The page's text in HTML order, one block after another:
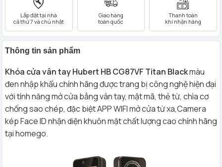
Lắp đặt tại nhà
cả thứ 7 và chủ nhật
Giao hàng
toàn quốc
Thanh toán
khi nhận hàng
Thông tin sản phẩm
Khóa cửa vân tay Hubert HB CG87VF Titan Blackmàu
đen nhập khẩu chính hãng được trang bị công nghệ hiện đại
với tính năng mở cửa bằng vân tay, mật mã, thẻ từ, chìa cơ
chống sao chép, đặc biệt APP WIFI mở cửa từ xa,Camera
kép Face ID nhận diện khuôn mặt chất lượng cao chính hãng
tại homego.